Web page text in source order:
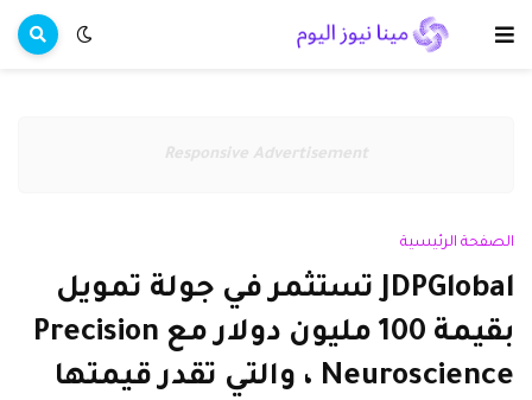
Responsive Advertisement
الصفحة الرئيسية
JDPGlobal تستثمر في جولة تمويل
بقيمة 100 مليون دولار مع Precision
Neuroscience ، والتي تقدر قيمتها